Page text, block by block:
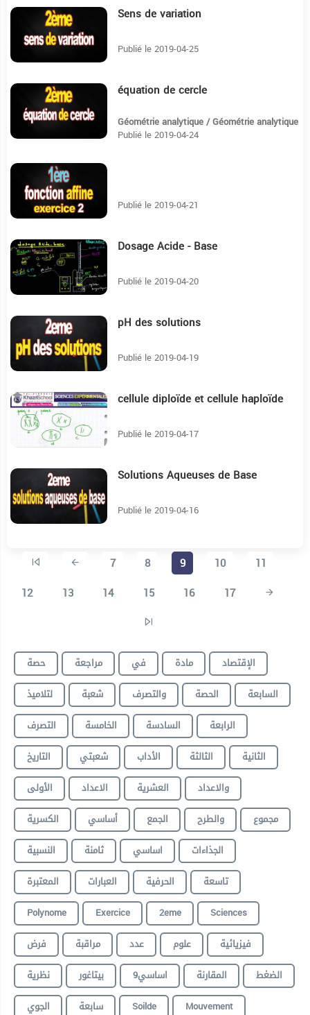
Sens de variation
Publié le 2019-04-25
équation de cercle
Géométrie analytique / Géométrie analytique
Publié le 2019-04-24
Publié le 2019-04-21
16:50 Dosage Acide - Base
Publié le 2019-04-20
pH des solutions
Publié le 2019-04-19
4:41 cellule diploïde et cellule haploïde
Publié le 2019-04-17
Solutions Aqueuses de Base
Publié le 2019-04-16
7 8 9 10
11
12
13 14 15 16 17
حصة مراجعة في مادة
الإقتصاد
لتلاميذ
شعبة والتصرف الحصة
السابعة
التصرف
الخامسة السادسة
الرابعة
التاريخ
شعبتي الأداب الثالثة
الثانية
الأولى
الاعداد العشرية
والاعداد
الكسرية
أساسي الجمع والطرح
مجموع
النسبية
ثامنة اساسي
الجذاءات
المعتبرة
العبارات الحرفية
تاسعة
Polynome
Exercice 2eme
Sciences
فرض
مراقبة عدد علوم
فيزيائية
نظرية
بيتاغور 9اساسي المقارنة
الضغط
الجوي
سابعة Soilde Mouvement